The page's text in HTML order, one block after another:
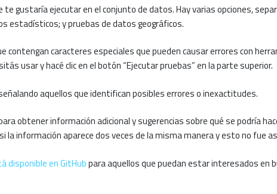
te gustaría ejecutar en el conjunto de datos.Hay varias opciones,
estadísticos;y pruebas de datos geográficos.
contengan caracteres especiales que pueden causar errores con
usar y hacé clic en el botón “Ejecutar pruebas” en la parte superior.
aquellos que identifican posibles errores o inexactitudes.
obtener información adicional y sugerencias sobre qué se podría
información aparece dos veces de la misma manera y esto no fue
disponible en GitHubpara aquellos que puedan estar interesados ​​en